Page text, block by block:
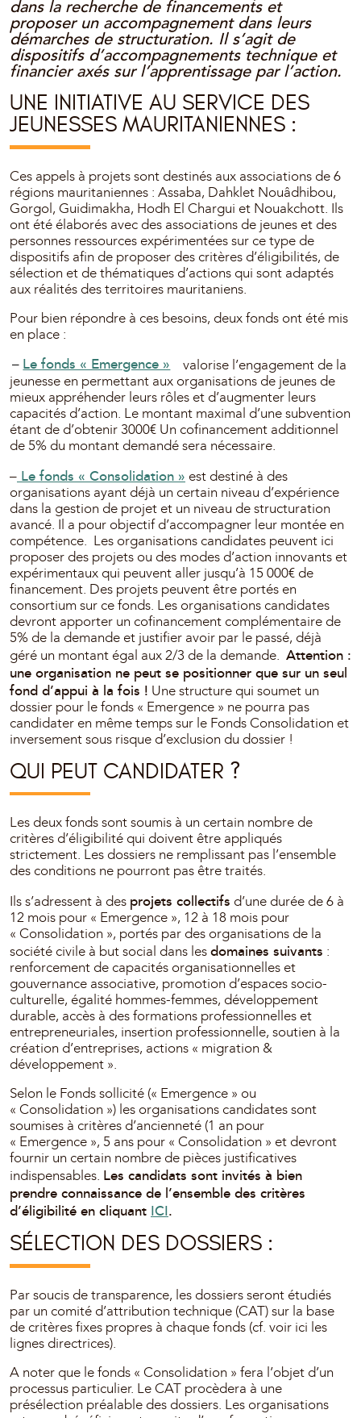
dans la recherche de financements et
proposer un accompagnement dans leurs
démarches de structuration. Il s’agit de
dispositifs d’accompagnements technique et
financier axés sur l’apprentissage par l’action.
UNE INITIATIVE AU SERVICE DES
JEUNESSES MAURITANIENNES :
Ces appels à projets sont destinés aux associations de 6
régions mauritaniennes : Assaba, Dahklet Nouâdhibou,
Gorgol, Guidimakha, Hodh El Chargui et Nouakchott. Ils
ont été élaborés avec des associations de jeunes et des
personnes ressources expérimentées sur ce type de
dispositifs afin de proposer des critères d’éligibilités, de
sélection et de thématiques d’actions qui sont adaptés
aux réalités des territoires mauritaniens.
Pour bien répondre à ces besoins, deux fonds ont été mis
en place :
– Le fonds « Emergence »
valorise l’engagement de la
jeunesse en permettant aux organisations de jeunes de
mieux appréhender leurs rôles et d’augmenter leurs
capacités d’action. Le montant maximal d’une subvention
étant de d’obtenir 3000€ Un cofinancement additionnel
de 5% du montant demandé sera nécessaire.
– Le fonds « Consolidation » est destiné à des
organisations ayant déjà un certain niveau d’expérience
dans la gestion de projet et un niveau de structuration
avancé. Il a pour objectif d’accompagner leur montée en
compétence. Les organisations candidates peuvent ici
proposer des projets ou des modes d’action innovants et
expérimentaux qui peuvent aller jusqu’à 15 000€ de
financement. Des projets peuvent être portés en
consortium sur ce fonds. Les organisations candidates
devront apporter un cofinancement complémentaire de
5% de la demande et justifier avoir par le passé, déjà
géré un montant égal aux 2/3 de la demande. Attention :
une organisation ne peut se positionner que sur un seul
fond d’appui à la fois ! Une structure qui soumet un
dossier pour le fonds « Emergence » ne pourra pas
candidater en même temps sur le Fonds Consolidation et
inversement sous risque d’exclusion du dossier !
QUI PEUT CANDIDATER ?
Les deux fonds sont soumis à un certain nombre de
critères d’éligibilité qui doivent être appliqués
strictement. Les dossiers ne remplissant pas l’ensemble
des conditions ne pourront pas être traités.
Ils s’adressent à des projets collectifs d’une durée de 6 à
12 mois pour « Emergence », 12 à 18 mois pour
« Consolidation », portés par des organisations de la
société civile à but social dans lesdomaines suivants :
renforcement de capacités organisationnelles et
gouvernance associative, promotion d’espaces socio-
culturelle, égalité hommes-femmes, développement
durable, accès à des formations professionnelles et
entrepreneuriales, insertion professionnelle, soutien à la
création d’entreprises, actions « migration &
développement ».
Selon le Fonds sollicité (« Emergence » ou
« Consolidation ») les organisations candidates sont
soumises à critères d’ancienneté (1 an pour
« Emergence », 5 ans pour « Consolidation » et devront
fournir un certain nombre de pièces justificatives
indispensables. Les candidats sont invités à bien
prendre connaissance de l’ensemble des critères
d’éligibilité en cliquant ICI.
SÉLECTION DES DOSSIERS :
Par soucis de transparence, les dossiers seront étudiés
par un comité d’attribution technique (CAT) sur la base
de critères fixes propres à chaque fonds (cf. voir ici les
lignes directrices).
A noter que le fonds « Consolidation » fera l’objet d’un
processus particulier. Le CAT procèdera à une
présélection préalable des dossiers. Les organisations